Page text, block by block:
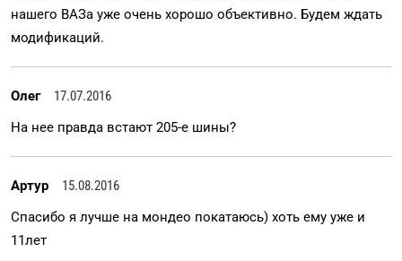
нашего ВАЗа уже очень хорошо объективно. Будем ждать
модификаций.
Олег
17.07.2016
На нее правда встают 205-е шины?
Артур
15.08.2016
Спасибо я лучше на мондео покатаюсь) хоть ему уже и
11лет